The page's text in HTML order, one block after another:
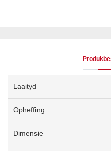
Laaityd
Opheffing
Dimensie